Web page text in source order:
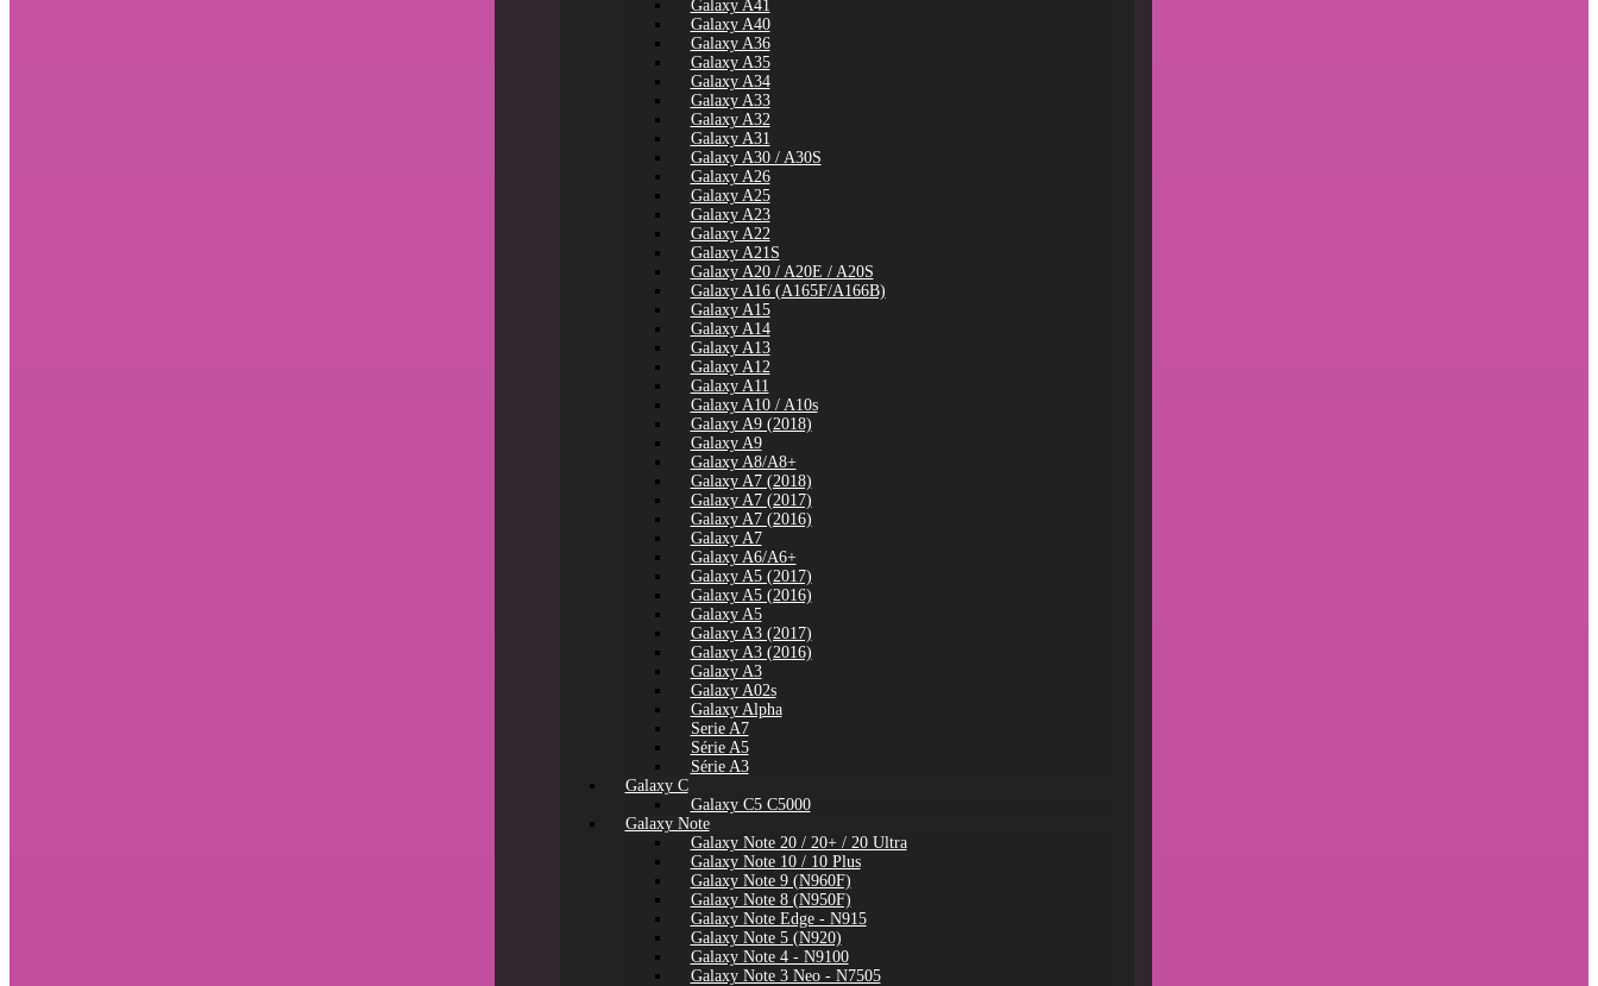
Galaxy A41
Galaxy A40
Galaxy A36
Galaxy A35
Galaxy A34
Galaxy A33
Galaxy A32
Galaxy A31
Galaxy A30 / A30S
Galaxy A26
Galaxy A25
Galaxy A23
Galaxy A22
Galaxy A21S
Galaxy A20 / A20E / A20S
Galaxy A16 (A165F/A166B)
Galaxy A15
Galaxy A14
Galaxy A13
Galaxy A12
Galaxy A11
Galaxy A10 / A10s
Galaxy A9 (2018)
Galaxy A9
Galaxy A8/A8+
Galaxy A7 (2018)
Galaxy A7 (2017)
Galaxy A7 (2016)
Galaxy A7
Galaxy A6/A6+
Galaxy A5 (2017)
Galaxy A5 (2016)
Galaxy A5
Galaxy A3 (2017)
Galaxy A3 (2016)
Galaxy A3
Galaxy A02s
Galaxy Alpha
Serie A7
Série A5
Série A3
Galaxy C
Galaxy C5 C5000
Galaxy Note
Galaxy Note 20 / 20+ / 20 Ultra
Galaxy Note 10 / 10 Plus
Galaxy Note 9 (N960F)
Galaxy Note 8 (N950F)
Galaxy Note Edge - N915
Galaxy Note 5 (N920)
Galaxy Note 4 - N9100
Galaxy Note 3 Neo - N7505